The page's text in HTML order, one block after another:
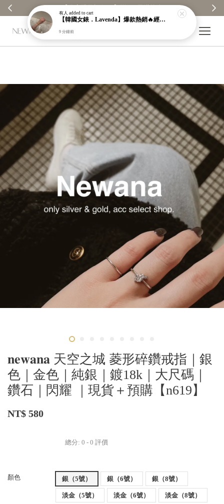
𝐧𝐞𝐰𝐚𝐧𝐚 天空之城 菱形碎鑽戒指｜銀
色｜金色｜純銀｜鍍18k｜大尺碼｜
鑽石｜閃耀 ｜現貨＋預購【n619】
NT$ 580
總分: 0 - 0 評價
顏色 銀（5號） 銀（6號） 銀（8號）
淡金（5號） 淡金（6號） 淡金（8號）
有人 added to cart
【韓國女錶．Lavenda】爆款熱銷🔥經典之作老錢風編織紋理奢華金錶【nk64】
9 分鐘前